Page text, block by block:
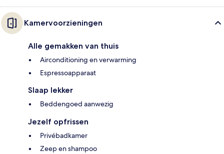
Kamervoorzieningen
Alle gemakken van thuis
Airconditioning en verwarming
Espressoapparaat
Slaap lekker
Beddengoed aanwezig
Jezelf opfrissen
Privébadkamer
Zeep en shampoo